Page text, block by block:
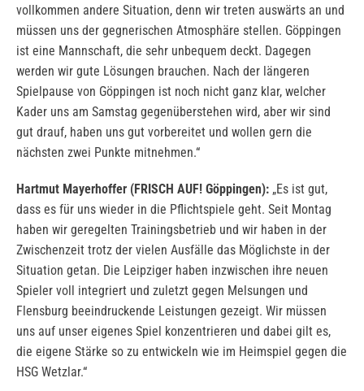
vollkommen andere Situation, denn wir treten auswärts an und
müssen uns der gegnerischen Atmosphäre stellen. Göppingen
ist eine Mannschaft, die sehr unbequem deckt. Dagegen
werden wir gute Lösungen brauchen. Nach der längeren
Spielpause von Göppingen ist noch nicht ganz klar, welcher
Kader uns am Samstag gegenüberstehen wird, aber wir sind
gut drauf, haben uns gut vorbereitet und wollen gern die
nächsten zwei Punkte mitnehmen.“
Hartmut Mayerhoffer (FRISCH AUF! Göppingen): „Es ist gut,
dass es für uns wieder in die Pflichtspiele geht. Seit Montag
haben wir geregelten Trainingsbetrieb und wir haben in der
Zwischenzeit trotz der vielen Ausfälle das Möglichste in der
Situation getan. Die Leipziger haben inzwischen ihre neuen
Spieler voll integriert und zuletzt gegen Melsungen und
Flensburg beeindruckende Leistungen gezeigt. Wir müssen
uns auf unser eigenes Spiel konzentrieren und dabei gilt es,
die eigene Stärke so zu entwickeln wie im Heimspiel gegen die
HSG Wetzlar.“